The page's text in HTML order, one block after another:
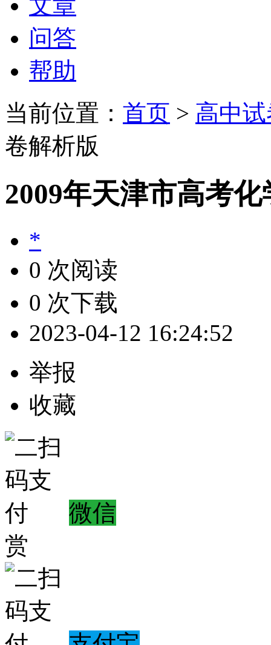
问答
帮助
当前位置： 首页 > 高中
卷解析版
2009年天津市高考
*
0 次阅读
0 次下载
2023-04-12 16:24:52
举报
收藏
微信
赏